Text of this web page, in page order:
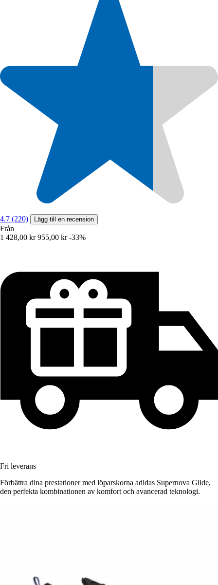
4.7 (220) Lägg till en recension
Från
1 428,00 kr 955,00 kr -33%
Fri leverans
Förbättra dina prestationer med löparskorna adidas Supernova Glide,
den perfekta kombinationen av komfort och avancerad teknologi.